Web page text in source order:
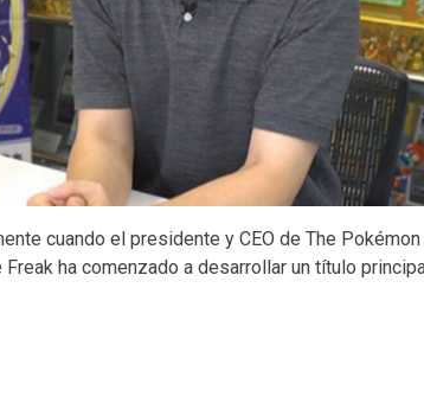
cuando el presidente y CEO de The Pokémon
ha comenzado a desarrollar un título